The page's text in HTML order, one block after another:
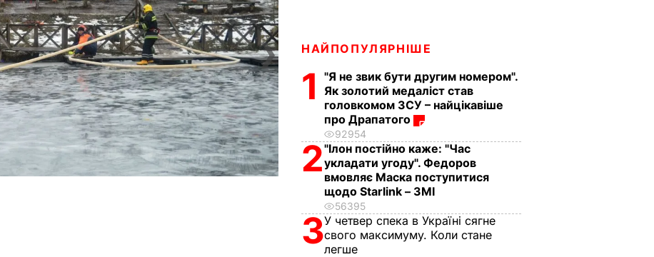
❯ НАЙПОПУЛЯРНІШЕ
1
"Я не звик бути другим номером".
Як золотий медаліст став
головкомом ЗСУ – найцікавіше
про Драпатого
92954
2"Ілон постійно каже: "Час
укладати угоду". Федоров
вмовляє Маска поступитися
щодо Starlink – ЗМІ
56395
3У четвер спека в Україні сягне
свого максимуму. Коли стане
легше